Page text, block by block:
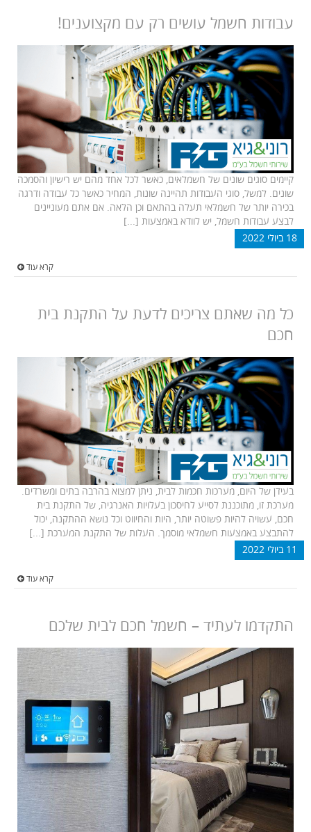
קרא עוד
עבודות חשמל עושים רק עם מקצוענים!
קיימים סוגים שונים של חשמלאים, כאשר לכל אחד מהם יש רישיון והסמכה
שונים. למשל, סוגי העבודות תהיינה שונות, המחיר כאשר כל עבודה ודרגה
בכירה יותר של חשמלאי תעלה בהתאם וכן הלאה. אם אתם מעוניינים
לבצע עבודות חשמל, יש לוודא באמצעות [...]
18 ביולי 2022
קרא עוד
כל מה שאתם צריכים לדעת על התקנת בית
חכם
בעידן של היום, מערכות חכמות לבית, ניתן למצוא בהרבה בתים ומשרדים.
מערכת זו, מתוכננת לסייע לחיסכון בעלויות האנרגיה, של התקנת בית
חכם, עשויה להיות פשוטה יותר, היות והחיווט וכל נושא ההתקנה, יכול
להתבצע באמצעות חשמלאי מוסמך. העלות של התקנת המערכת [...]
11 ביולי 2022
התקדמו לעתיד – חשמל חכם לבית שלכם